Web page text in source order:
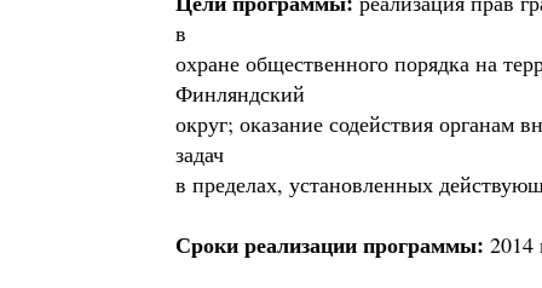
в
охране общественного порядка на
Финляндский
округ; оказание содействия
задач
в пределах, установленных
Сроки реализации программы: 2014